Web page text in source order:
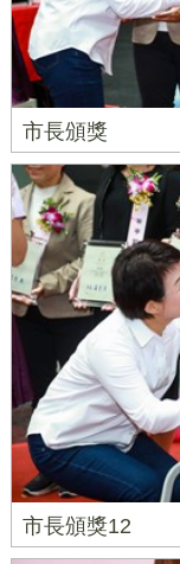
市長頒獎
市長頒獎12